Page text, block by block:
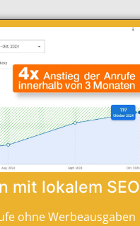
mit lokalem SEO
ohne Werbeausgaben